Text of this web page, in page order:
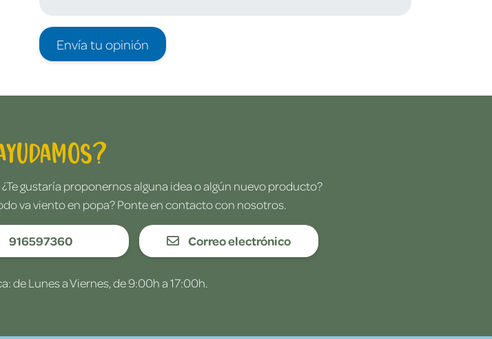
Envía tu opinión
gustaría proponernos alguna idea o algún nuevo producto?
va viento en popa? Ponte en contacto con nosotros.
916597360 Correo electrónico
de Lunes a Viernes, de 9:00h a 17:00h.